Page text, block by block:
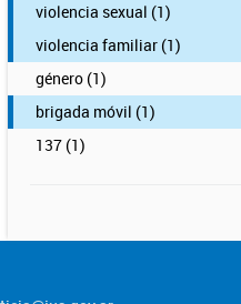
violencia sexual (1)
violencia familiar (1)
género (1)
brigada móvil (1)
137 (1)